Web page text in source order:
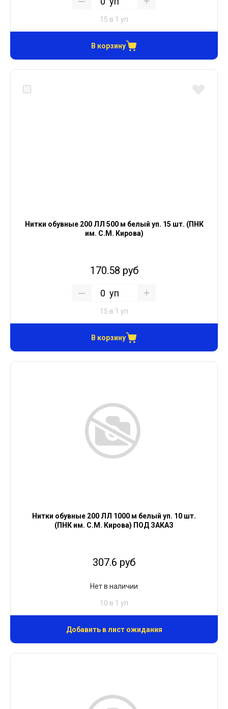
15 в 1 уп
В корзину
Нитки обувные 200 ЛЛ 500 м белый уп. 15 шт. (ПНК
им. С.М. Кирова)
170.58 руб
уп
15 в 1 уп
В корзину
Нитки обувные 200 ЛЛ 1000 м белый уп. 10 шт.
(ПНК им. С.М. Кирова) ПОД ЗАКАЗ
307.6 руб
Нет в наличии
10 в 1 уп
Добавить в лист ожидания